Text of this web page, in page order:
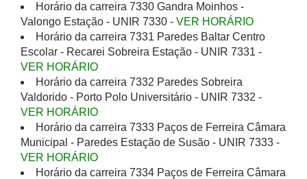
Horário da carreira 7330 Gandra Moinhos -
Valongo Estação - UNIR 7330 - VER HORÁRIO
Horário da carreira 7331 Paredes Baltar Centro
Escolar - Recarei Sobreira Estação - UNIR 7331 -
VER HORÁRIO
Horário da carreira 7332 Paredes Sobreira
Valdorido - Porto Polo Universitário - UNIR 7332 -
VER HORÁRIO
Horário da carreira 7333 Paços de Ferreira Câmara
Municipal - Paredes Estação de Susão - UNIR 7333 -
VER HORÁRIO
Horário da carreira 7334 Paços de Ferreira Câmara